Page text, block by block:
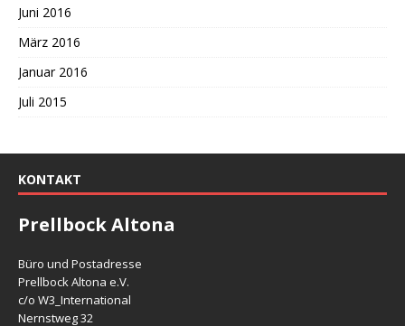
Juni 2016
März 2016
Januar 2016
Juli 2015
KONTAKT
Prellbock Altona
Büro und Postadresse
Prellbock Altona e.V.
c/o W3_International
Nernstweg 32